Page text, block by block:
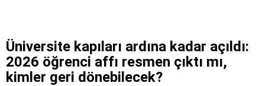
Üniversite kapıları ardına kadar açıldı:
2026 öğrenci affı resmen çıktı mı,
kimler geri dönebilecek?